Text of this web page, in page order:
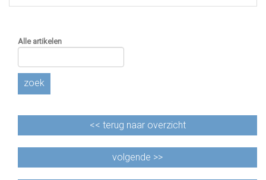
Alle artikelen
zoek
<< terug naar overzicht
volgende >>